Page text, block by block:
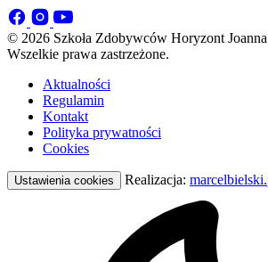
© 2026 Szkoła Zdobywców Horyzont
Wszelkie prawa zastrzeżone.
Aktualności
Regulamin
Kontakt
Polityka prywatności
Cookies
Ustawienia cookies Realizacja: